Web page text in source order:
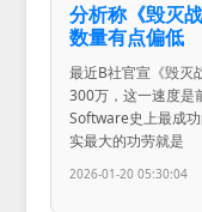
分析称《毁灭
数量有点偏低
最近B社官宣《毁灭
300万，这一速度是
Software史上最成
实最大的功劳就是
2026-01-20 05:30:04